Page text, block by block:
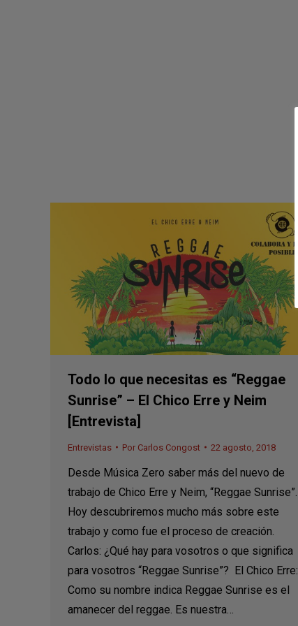
Todo lo que necesitas es “Reggae
Sunrise” – El Chico Erre y Neim
[Entrevista]
Entrevistas Por Carlos Congost 22 agosto, 2018
Desde Música Zero saber más del nuevo de
trabajo de Chico Erre y Neim, “Reggae Sunrise”.
Hoy descubriremos mucho más sobre este
trabajo y como fue el proceso de creación.
Carlos: ¿Qué hay para vosotros o que significa
para vosotros “Reggae Sunrise”? El Chico Erre:
Como su nombre indica Reggae Sunrise es el
amanecer del reggae. Es nuestra…